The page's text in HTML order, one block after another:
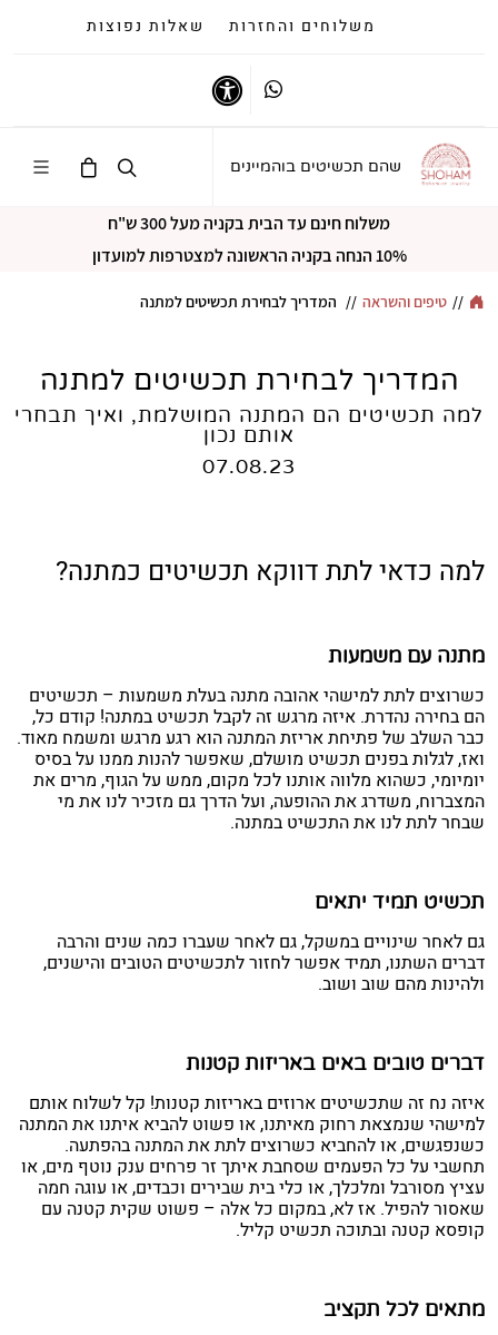
משלוחים והחזרות שאלות נפוצות
Whatsapp
שהם תכשיטים בוהמיינים
משלוח חינם עד הבית בקניה מעל 300 ש"ח
10% הנחה בקניה הראשונה למצטרפות למועדון
// טיפים והשראה // המדריך לבחירת תכשיטים למתנה
המדריך לבחירת תכשיטים למתנה
למה תכשיטים הם המתנה המושלמת, ואיך תבחרי
אותם נכון
07.08.23
למה כדאי לתת דווקא תכשיטים כמתנה?
מתנה עם משמעות
כשרוצים לתת למישהי אהובה מתנה בעלת משמעות – תכשיטים
הם בחירה נהדרת. איזה מרגש זה לקבל תכשיט במתנה! קודם כל,
כבר השלב של פתיחת אריזת המתנה הוא רגע מרגש ומשמח מאוד.
ואז, לגלות בפנים תכשיט מושלם, שאפשר להנות ממנו על בסיס
יומיומי, כשהוא מלווה אותנו לכל מקום, ממש על הגוף, מרים את
המצברוח, משדרג את ההופעה, ועל הדרך גם מזכיר לנו את מי
שבחר לתת לנו את התכשיט במתנה.
תכשיט תמיד יתאים
גם לאחר שינויים במשקל, גם לאחר שעברו כמה שנים והרבה
דברים השתנו, תמיד אפשר לחזור לתכשיטים הטובים והישנים,
ולהינות מהם שוב ושוב.
דברים טובים באים באריזות קטנות
איזה נח זה שתכשיטים ארוזים באריזות קטנות! קל לשלוח אותם
למישהי שנמצאת רחוק מאיתנו, או פשוט להביא איתנו את המתנה
כשנפגשים, או להחביא כשרוצים לתת את המתנה בהפתעה.
תחשבי על כל הפעמים שסחבת איתך זר פרחים ענק נוטף מים, או
עציץ מסורבל ומלכלך, או כלי בית שבירים וכבדים, או עוגה חמה
שאסור להפיל. אז לא, במקום כל אלה – פשוט שקית קטנה עם
קופסא קטנה ובתוכה תכשיט קליל.
מתאים לכל תקציב